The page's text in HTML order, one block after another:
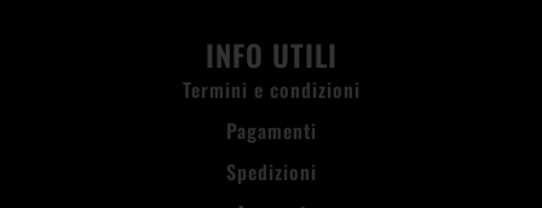
INFO UTILI
Termini e condizioni
Pagamenti
Spedizioni